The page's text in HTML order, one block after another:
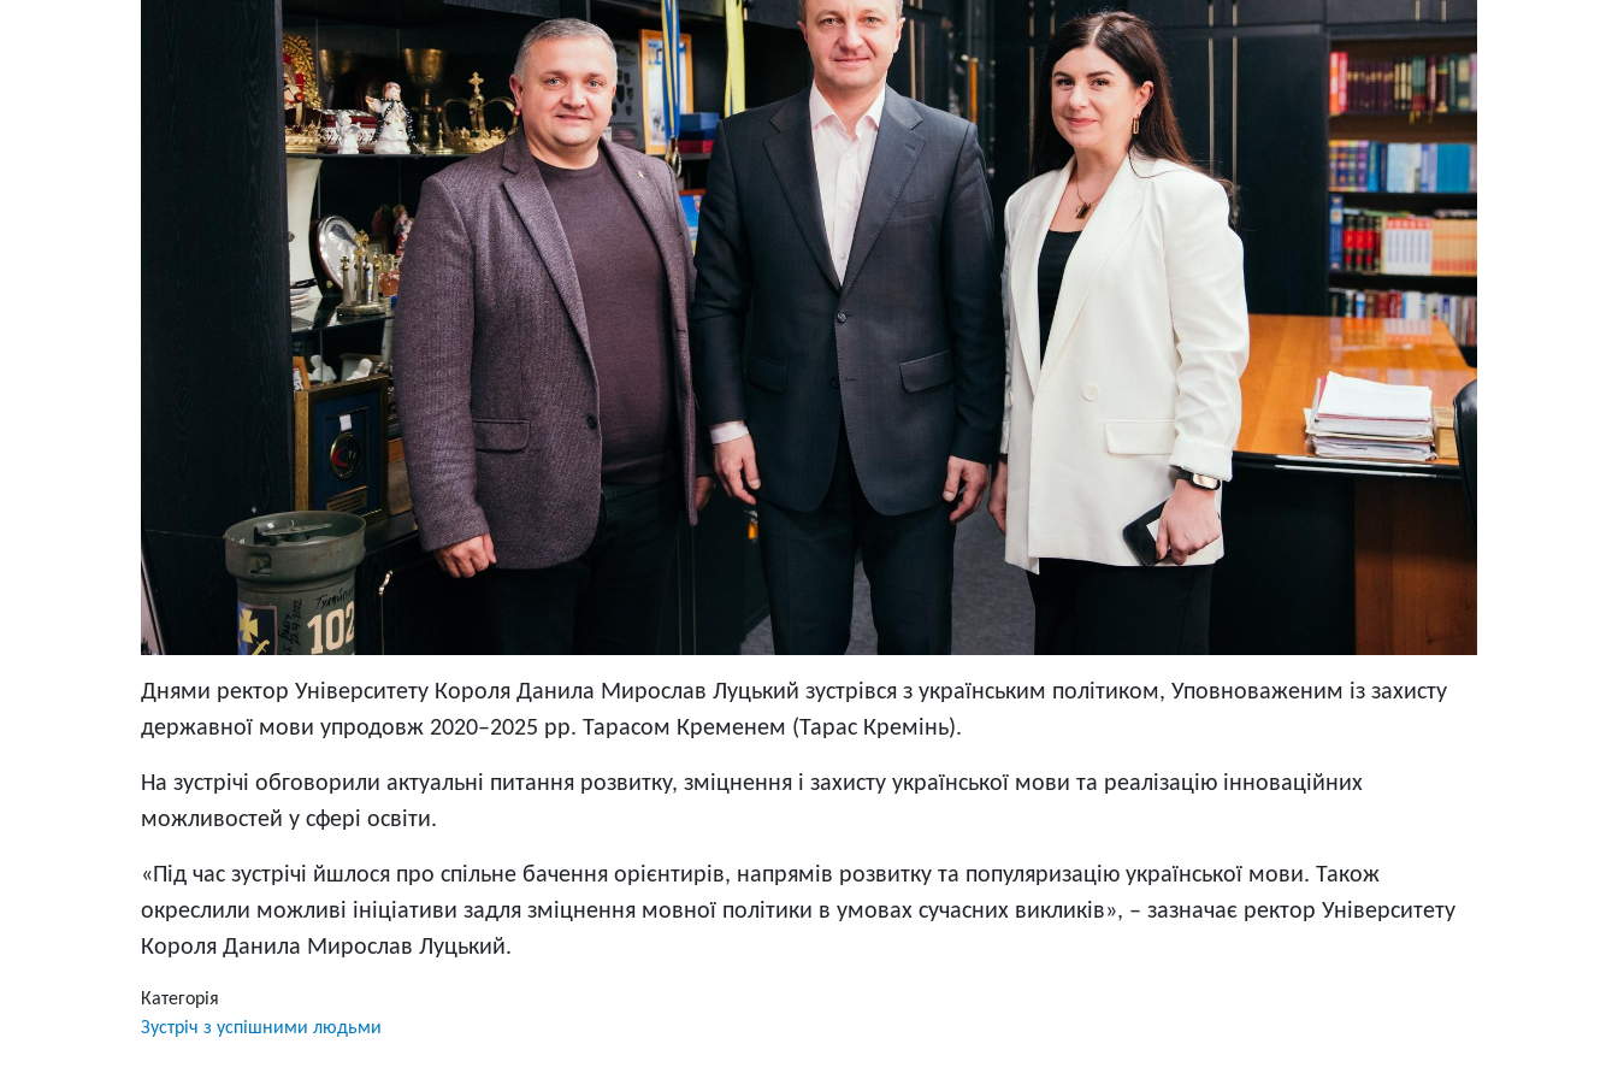
Днями ректор Університету Короля Данила Мирослав Луцький зустрівся з українським політиком, Уповноваженим із захисту
державної мови упродовж 2020–2025 рр. Тарасом Кременем (Тарас Кремінь).
На зустрічі обговорили актуальні питання розвитку, зміцнення і захисту української мови та реалізацію інноваційних
можливостей у сфері освіти.
«Під час зустрічі йшлося про спільне бачення орієнтирів, напрямів розвитку та популяризацію української мови. Також
окреслили можливі ініціативи задля зміцнення мовної політики в умовах сучасних викликів», – зазначає ректор Університету
Короля Данила Мирослав Луцький.
Категорія
Зустріч з успішними людьми